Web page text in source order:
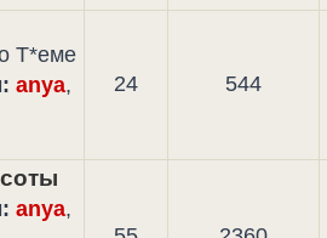
Т*еме
anya,
24 544
anya,